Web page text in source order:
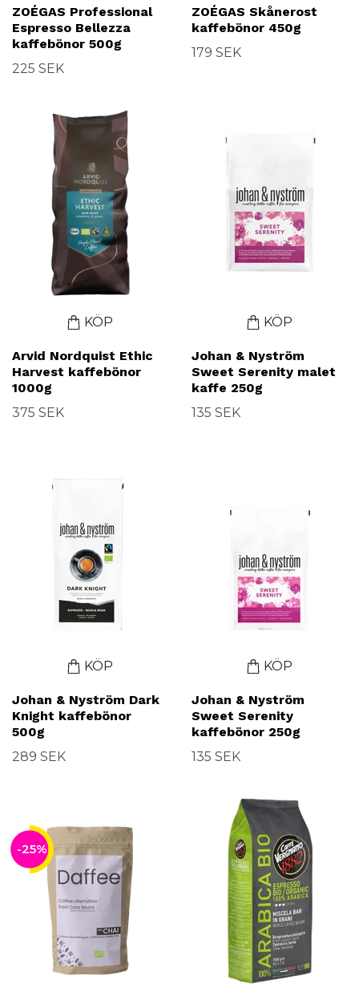
ZOÉGAS Professional
Espresso Bellezza
kaffebönor 500g
225 SEK
ZOÉGAS Skånerost
kaffebönor 450g
179 SEK
KÖP
Arvid Nordquist Ethic
Harvest kaffebönor
1000g
375 SEK
KÖP
Johan & Nyström
Sweet Serenity malet
kaffe 250g
135 SEK
KÖP
Johan & Nyström Dark
Knight kaffebönor
500g
289 SEK
KÖP
Johan & Nyström
Sweet Serenity
kaffebönor 250g
135 SEK
-25%